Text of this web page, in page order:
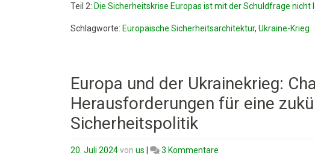
Richter
Teil 2: Die Sicherheitskrise Europas ist mit der Schuldfrage nicht
Schlagworte: Europäische Sicherheitsarchitektur, Ukraine-Krieg
Europa und der Ukrainekrieg:
Herausforderungen für eine
Sicherheitspolitik
20. Juli 2024von us 3 Kommentare